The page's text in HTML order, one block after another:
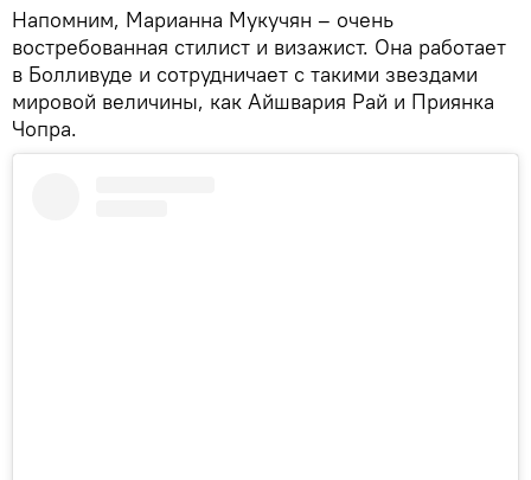
Напомним, Марианна Мукучян – очень
востребованная стилист и визажист. Она работает
в Болливуде и сотрудничает с такими звездами
мировой величины, как Айшвария Рай и Приянка
Чопра.